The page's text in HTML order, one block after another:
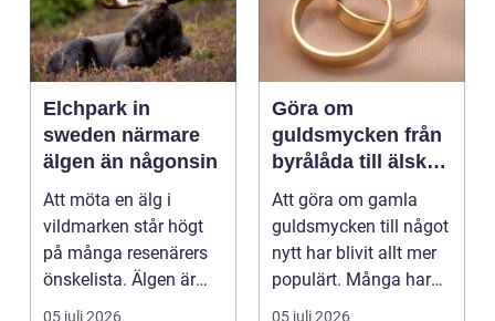
Elchpark in
sweden närmare
älgen än någonsin
Att möta en älg i
vildmarken står högt
på många resenärers
önskelista. Älgen är
Skandinaviens ikonis...
05 juli 2026
Göra om
guldsmycken från
byrålåda till älskad
favorit
Att göra om gamla
guldsmycken till något
nytt har blivit allt mer
populärt. Många har
ärvda ringar, ...
05 juli 2026